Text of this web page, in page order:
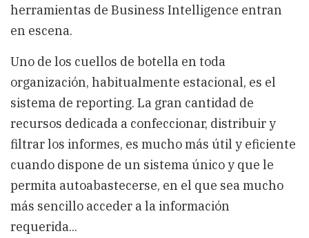
herramientas de Business Intelligence entran
en escena.
Uno de los cuellos de botella en toda
organización, habitualmente estacional, es el
sistema de reporting. La gran cantidad de
recursos dedicada a confeccionar, distribuir y
filtrar los informes, es mucho más útil y eficiente
cuando dispone de un sistema único y que le
permita autoabastecerse, en el que sea mucho
más sencillo acceder a la información
requerida...